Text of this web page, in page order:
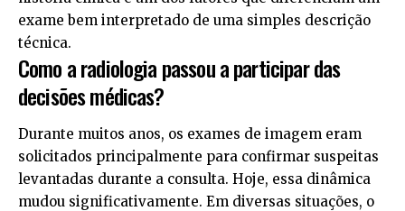
exame bem interpretado de uma simples descrição
técnica.
Como a radiologia passou a participar das
decisões médicas?
Durante muitos anos, os exames de imagem eram
solicitados principalmente para confirmar suspeitas
levantadas durante a consulta. Hoje, essa dinâmica
mudou significativamente. Em diversas situações, o